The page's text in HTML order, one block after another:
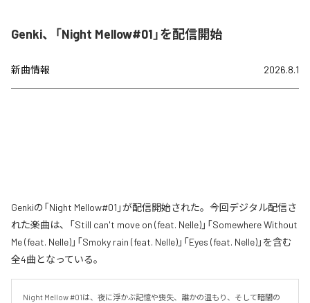
Genki、「Night Mellow#01」を配信開始
新曲情報 2026.8.1
Genkiの「Night Mellow#01」が配信開始された。今回デジタル配信さ
れた楽曲は、「Still can't move on (feat. Nelle)」「Somewhere Without
Me (feat. Nelle)」「Smoky rain (feat. Nelle)」「Eyes (feat. Nelle)」を含む
全4曲となっている。
Night Mellow #01は、夜に浮かぶ記憶や喪失、誰かの温もり、そして暗闇の